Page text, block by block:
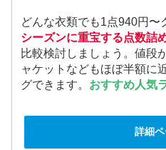
どんな衣類でも1点940円〜
シーズンに重宝する点数詰
比較検討しましょう。値段
ャケットなどもほぼ半額に
グできます。 おすすめ人気
詳細